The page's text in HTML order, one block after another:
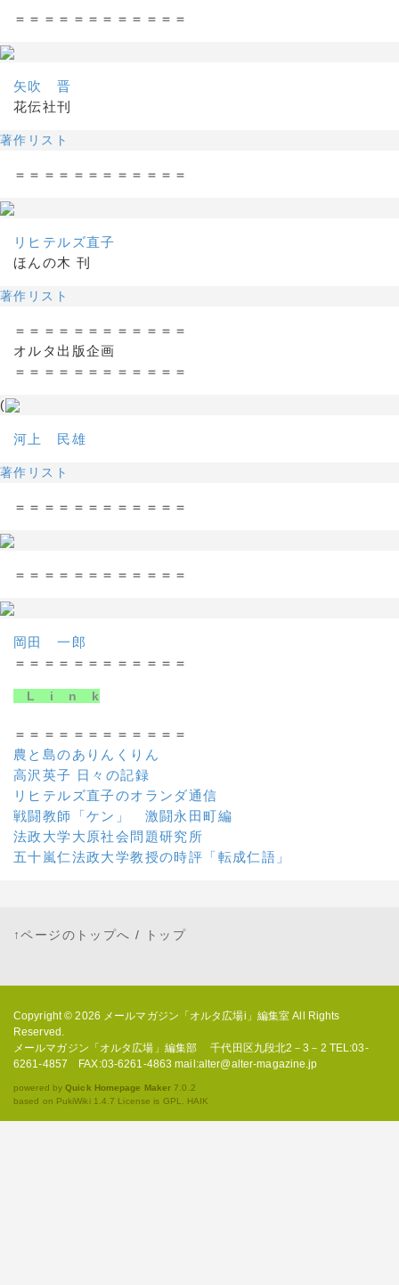
＝＝＝＝＝＝＝＝＝＝＝＝
矢吹 晋
花伝社刊
著作リスト
＝＝＝＝＝＝＝＝＝＝＝＝
リヒテルズ直子
ほんの木 刊
著作リスト
＝＝＝＝＝＝＝＝＝＝＝＝
オルタ出版企画
＝＝＝＝＝＝＝＝＝＝＝＝
(
河上 民雄
著作リスト
＝＝＝＝＝＝＝＝＝＝＝＝
＝＝＝＝＝＝＝＝＝＝＝＝
岡田 一郎
＝＝＝＝＝＝＝＝＝＝＝＝
L i n k
＝＝＝＝＝＝＝＝＝＝＝＝
農と島のありんくりん
高沢英子 日々の記録
リヒテルズ直子のオランダ通信
戦闘教師「ケン」 激闘永田町編
法政大学大原社会問題研究所
五十嵐仁法政大学教授の時評「転成仁語」
↑ページのトップへ / トップ
Copyright © 2026 メールマガジン「オルタ広場i」編集室 All Rights
Reserved.
メールマガジン「オルタ広場」編集部 千代田区九段北2－3－2 TEL:03-
6261-4857 FAX:03-6261-4863 mail:alter@alter-magazine.jp
powered byQuick Homepage Maker 7.0.2
based on PukiWiki 1.4.7 License is GPL. HAIK